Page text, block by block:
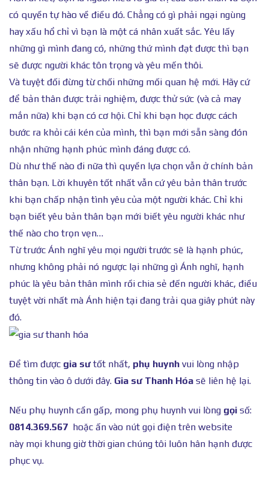
có quyền tự hào về điều đó. Chẳng có gì phải ngại ngùng
hay xấu hổ chỉ vì bạn là một cá nhân xuất sắc. Yêu lấy
những gì mình đang có, những thứ mình đạt được thì bạn
sẽ được người khác tôn trọng và yêu mến thôi.
Và tuyệt đối đừng từ chối những mối quan hệ mới. Hãy cứ
để bản thân được trải nghiệm, được thử sức (và cả may
mắn nữa) khi bạn có cơ hội. Chỉ khi bạn học được cách
bước ra khỏi cái kén của mình, thì bạn mới sẵn sàng đón
nhận những hạnh phúc mình đáng được có.
Dù như thế nào đi nữa thì quyền lựa chọn vẫn ở chính bản
thân bạn. Lời khuyên tốt nhất vẫn cứ yêu bản thân trước
khi bạn chấp nhận tình yêu của một người khác. Chỉ khi
bạn biết yêu bản thân bạn mới biết yêu người khác như
thế nào cho trọn vẹn…
Từ trước Ánh nghĩ yêu mọi người trước sẽ là hạnh phúc,
nhưng không phải nó ngược lại những gì Ánh nghĩ, hạnh
phúc là yêu bản thân mình rồi chia sẻ đến người khác, điều
tuyệt vời nhất mà Ánh hiện tại đang trải qua giây phút này
đó.
Để tìm được gia sưtốt nhất, phụ huynh vui lòng nhập
thông tin vào ô dưới đây. Gia sư Thanh Hóa sẽ liên hệ lại.
Nếu phụ huynh cần gấp, mong phụ huynh vui lòng gọi số:
0814.369.567 hoặc ấn vào nút gọi điện trên website
này mọi khung giờ thời gian chúng tôi luôn hân hạnh được
phục vụ.